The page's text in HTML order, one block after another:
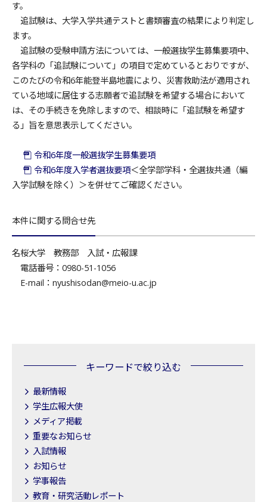
す。
追試験は、大学入学共通テストと書類審査の結果により判定し
ます。
追試験の受験申請方法については、一般選抜学生募集要項中、
各学科の「追試験について」の項目で定めているとおりですが、
このたびの令和6年能登半島地震により、災害救助法が適用され
ている地域に居住する志願者で追試験を希望する場合において
は、その手続きを免除しますので、相談時に「追試験を希望す
る」旨を意思表示してください。
令和6年度一般選抜学生募集要項
令和6年度入学者選抜要項＜全学部学科・全選抜共通（編
入学試験を除く）＞を併せてご確認ください。
本件に関する問合せ先
名桜大学 教務部 入試・広報課
電話番号：0980-51-1056
E-mail：nyushisodan@meio-u.ac.jp
キーワードで絞り込む
最新情報
学生広報大使
メディア掲載
重要なお知らせ
入試情報
お知らせ
学事報告
教育・研究活動レポート